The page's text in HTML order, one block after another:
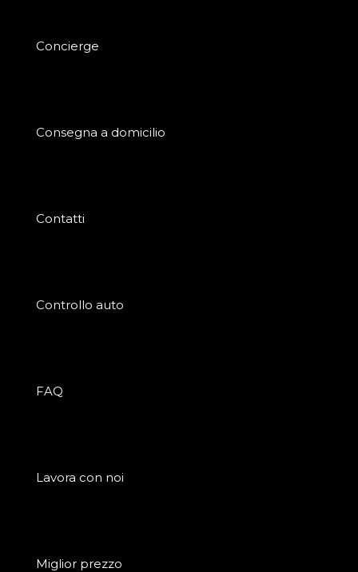
Concierge
Consegna a domicilio
Contatti
Controllo auto
FAQ
Lavora con noi
Miglior prezzo